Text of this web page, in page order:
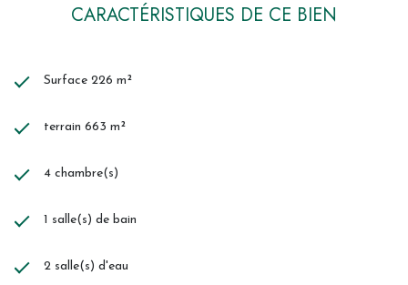
CARACTÉRISTIQUES DE CE BIEN
Surface 226 m²
terrain 663 m²
4 chambre(s)
1 salle(s) de bain
2 salle(s) d'eau